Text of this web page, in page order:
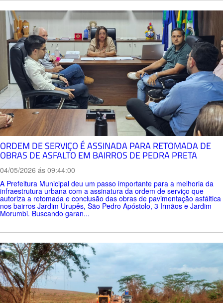
ORDEM DE SERVIÇO É ASSINADA PARA RETOMADA DE
OBRAS DE ASFALTO EM BAIRROS DE PEDRA PRETA
04/05/2026 ás 09:44:00
A Prefeitura Municipal deu um passo importante para a melhoria da
infraestrutura urbana com a assinatura da ordem de serviço que
autoriza a retomada e conclusão das obras de pavimentação asfáltica
nos bairros Jardim Urupês, São Pedro Apóstolo, 3 Irmãos e Jardim
Morumbi. Buscando garan...